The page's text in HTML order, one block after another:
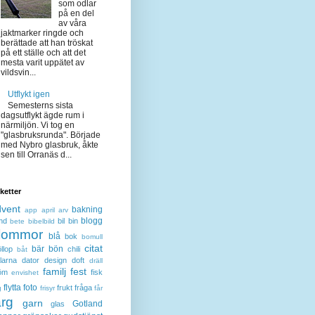
som odlar
på en del
av våra
jaktmarker ringde och
berättade att han tröskat
på ett ställe och att det
mesta varit uppätet av
vildsvin...
Utflykt igen
Semesterns sista
dagsutflykt ägde rum i
närmiljön. Vi tog en
"glasbruksrunda". Började
med Nybro glasbruk, åkte
sen till Orranäs d...
app april arv bakning
bete bibelbild bil bin blogg
blå bok bomull
båt bär bön chili citat
dator design doft dräll
envishet familj fest fisk
flytta foto frisyr frukt fråga får
garn glas
Gotland